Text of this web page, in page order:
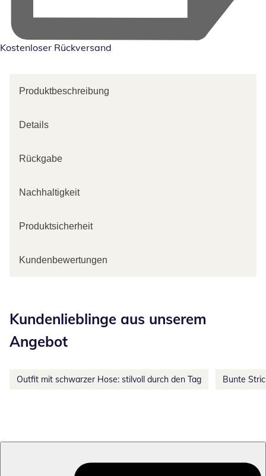
Kostenloser Rückversand
Produktbeschreibung
Details
Rückgabe
Nachhaltigkeit
Produktsicherheit
Kundenbewertungen
Kundenlieblinge aus unserem
Angebot
Outfit mit schwarzer Hose: stilvoll durch den Tag Bunte